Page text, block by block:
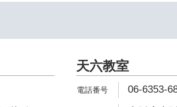
天六教室
06-6353-